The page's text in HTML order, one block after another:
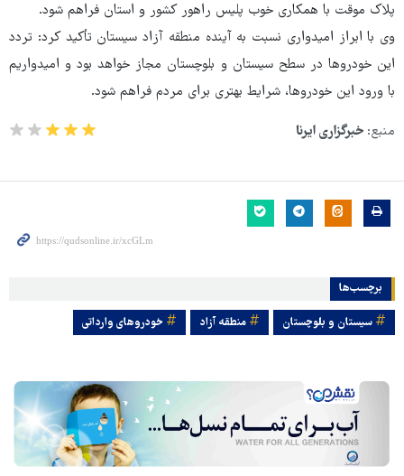
پلاک موقت با همکاری خوب پلیس راهور کشور و استان فراهم شود.
وی با ابراز امیدواری نسبت به آینده منطقه آزاد سیستان تأکید کرد: تردد
این خودروها در سطح سیستان و بلوچستان مجاز خواهد بود و امیدواریم
با ورود این خودروها، شرایط بهتری برای مردم فراهم شود.
منبع: خبرگزاری ایرنا
برچسب‌ها
سیستان و بلوچستان منطقه آزاد خودروهای وارداتی